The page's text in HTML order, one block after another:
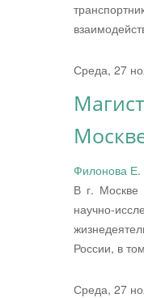
Среда, 27
Филонова Е.
В г. Москве
научно-
России, в
Среда, 27